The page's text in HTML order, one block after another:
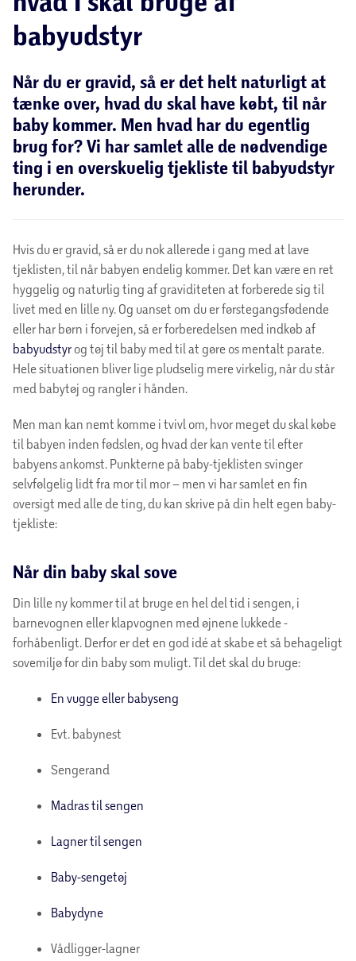
babyudstyr
Når du er gravid, så er det helt naturligt at
tænke over, hvad du skal have købt, til når
baby kommer. Men hvad har du egentlig
brug for? Vi har samlet alle de nødvendige
ting i en overskuelig tjekliste til babyudstyr
herunder.
Hvis du er gravid, så er du nok allerede i gang med at lave
tjeklisten, til når babyen endelig kommer. Det kan være en ret
hyggelig og naturlig ting af graviditeten at forberede sig til
livet med en lille ny. Og uanset om du er førstegangsfødende
eller har børn i forvejen, så er forberedelsen med indkøb af
babyudstyr og tøj til baby med til at gøre os mentalt parate.
Hele situationen bliver lige pludselig mere virkelig, når du står
med babytøj og rangler i hånden.
Men man kan nemt komme i tvivl om, hvor meget du skal købe
til babyen inden fødslen, og hvad der kan vente til efter
babyens ankomst. Punkterne på baby-tjeklisten svinger
selvfølgelig lidt fra mor til mor – men vi har samlet en fin
oversigt med alle de ting, du kan skrive på din helt egen baby-
tjekliste:
Når din baby skal sove
Din lille ny kommer til at bruge en hel del tid i sengen, i
barnevognen eller klapvognen med øjnene lukkede -
forhåbenligt. Derfor er det en god idé at skabe et så behageligt
sovemiljø for din baby som muligt. Til det skal du bruge:
En vugge eller babyseng
Evt. babynest
Sengerand
Madras til sengen
Lagner til sengen
Baby-sengetøj
Babydyne
Vådligger-lagner